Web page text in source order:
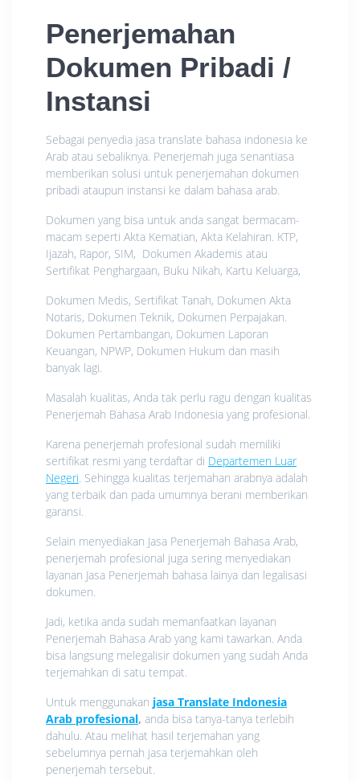
Penerjemahan
Dokumen Pribadi /
Instansi
Sebagai penyedia jasa translate bahasa indonesia ke
Arab atau sebaliknya. Penerjemah juga senantiasa
memberikan solusi untuk penerjemahan dokumen
pribadi ataupun instansi ke dalam bahasa arab.
Dokumen yang bisa untuk anda sangat bermacam-
macam seperti Akta Kematian, Akta Kelahiran. KTP,
Ijazah, Rapor, SIM, Dokumen Akademis atau
Sertifikat Penghargaan, Buku Nikah, Kartu Keluarga,
Dokumen Medis, Sertifikat Tanah, Dokumen Akta
Notaris, Dokumen Teknik, Dokumen Perpajakan.
Dokumen Pertambangan, Dokumen Laporan
Keuangan, NPWP, Dokumen Hukum dan masih
banyak lagi.
Masalah kualitas, Anda tak perlu ragu dengan kualitas
Penerjemah Bahasa Arab Indonesia yang profesional.
Karena penerjemah profesional sudah memiliki
sertifikat resmi yang terdaftar di Departemen Luar
Negeri. Sehingga kualitas terjemahan arabnya adalah
yang terbaik dan pada umumnya berani memberikan
garansi.
Selain menyediakan Jasa Penerjemah Bahasa Arab,
penerjemah profesional juga sering menyediakan
layanan Jasa Penerjemah bahasa lainya dan legalisasi
dokumen.
Jadi, ketika anda sudah memanfaatkan layanan
Penerjemah Bahasa Arab yang kami tawarkan. Anda
bisa langsung melegalisir dokumen yang sudah Anda
terjemahkan di satu tempat.
Untuk menggunakan jasa Translate Indonesia
Arab profesional, anda bisa tanya-tanya terlebih
dahulu. Atau melihat hasil terjemahan yang
sebelumnya pernah jasa terjemahkan oleh
penerjemah tersebut.